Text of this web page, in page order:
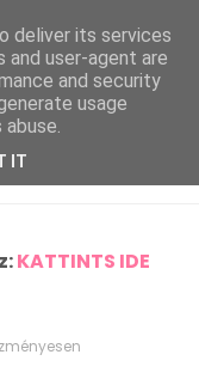
KATTINTS IDE
deliver its services
and user-agent are
and security
usage
IT